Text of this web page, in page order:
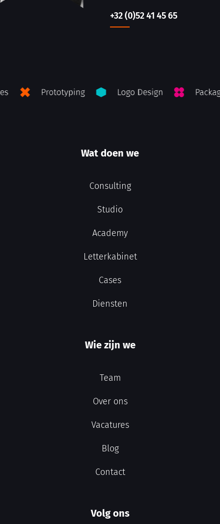
+32 (0)52 41 45 65
Wat doen we
Consulting
Studio
Academy
Letterkabinet
Cases
Diensten
Wie zijn we
Team
Over ons
Vacatures
Blog
Contact
Volg ons